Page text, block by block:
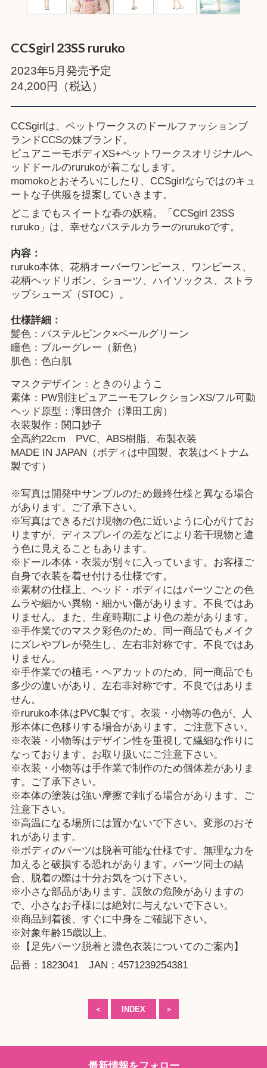
CCSgirl 23SS ruruko
2023年5月発売予定
24,200円（税込）
CCSgirlは、ペットワークスのドールファッションブ
ランドCCSの妹ブランド。
ピュアニーモボディXS+ペットワークスオリジナルヘ
ッドドールのrurukoが着こなします。
momokoとおそろいにしたり、CCSgirlならではのキュ
ートな子供服を提案していきます。
どこまでもスイートな春の妖精。「CCSgirl 23SS
ruruko」は、幸せなパステルカラーのrurukoです。
内容：
ruruko本体、花柄オーバーワンピース、ワンピース、
花柄ヘッドリボン、ショーツ、ハイソックス、ストラ
ップシューズ（STOC）。
仕様詳細：
髪色：パステルピンク×ペールグリーン
瞳色：ブルーグレー（新色）
肌色：色白肌
マスクデザイン：ときのりようこ
素体：PW別注ピュアニーモフレクションXS/フル可動
ヘッド原型：澤田啓介（澤田工房）
衣装製作：関口妙子
全高約22cm PVC、ABS樹脂、布製衣装
MADE IN JAPAN（ボディは中国製、衣装はベトナム
製です）
※写真は開発中サンプルのため最終仕様と異なる場合
があります。ご了承下さい。
※写真はできるだけ現物の色に近いように心がけてお
りますが、ディスプレイの差などにより若干現物と違
う色に見えることもあります。
※ドール本体・衣装が別々に入っています。お客様ご
自身で衣装を着せ付ける仕様です。
※素材の仕様上、ヘッド・ボディにはパーツごとの色
ムラや細かい異物・細かい傷があります。不良ではあ
りません。また、生産時期により色の差があります。
※手作業でのマスク彩色のため、同一商品でもメイク
にズレやブレが発生し、左右非対称です。不良ではあ
りません。
※手作業での植毛・ヘアカットのため、同一商品でも
多少の違いがあり、左右非対称です。不良ではありま
せん。
※ruruko本体はPVC製です。衣装・小物等の色が、人
形本体に色移りする場合があります。ご注意下さい。
※衣装・小物等はデザイン性を重視して繊細な作りに
なっております。お取り扱いにご注意下さい。
※衣装・小物等は手作業で制作のため個体差がありま
す。ご了承下さい。
※本体の塗装は強い摩擦で剥げる場合があります。ご
注意下さい。
※高温になる場所には置かないで下さい。変形のおそ
れがあります。
※ボディのパーツは脱着可能な仕様です。無理な力を
加えると破損する恐れがあります。パーツ同士の結
合、脱着の際は十分お気をつけ下さい。
※小さな部品があります。誤飲の危険がありますの
で、小さなお子様には絶対に与えないで下さい。
※商品到着後、すぐに中身をご確認下さい。
※対象年齢15歳以上。
※【足先パーツ脱着と濃色衣装についてのご案内】
品番：1823041 JAN：4571239254381
＜ INDEX ＞